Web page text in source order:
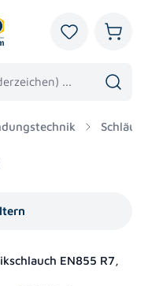
Du hast 0
EN855 R7,